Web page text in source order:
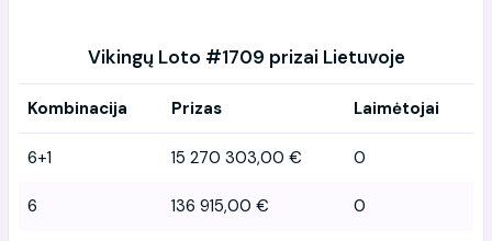
Vikingų Loto #1709 prizai Lietuvoje
Kombinacija Prizas Laimėtojai
6+1 15 270 303,00 € 0
6 136 915,00 € 0